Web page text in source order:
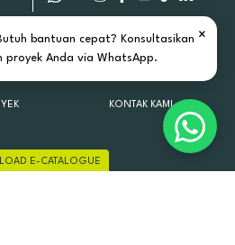
KAMI INSPIRASI
KONTAK KAMI
E-CATALOGUE
×
bantuan cepat? Konsultasikan
proyek Anda via WhatsApp.